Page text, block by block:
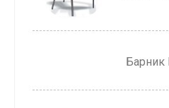
Барник